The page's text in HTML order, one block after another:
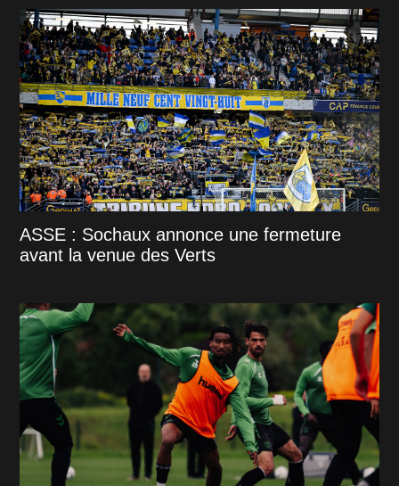
ASSE : Sochaux annonce une fermeture
avant la venue des Verts